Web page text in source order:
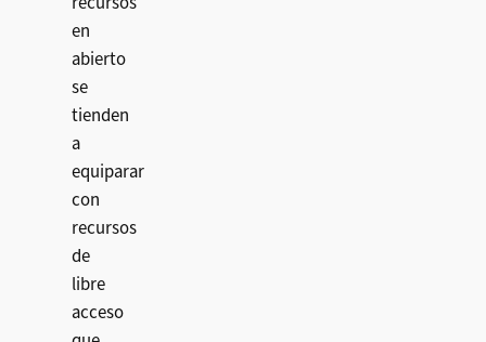
en
abierto
se
tienden
a
equiparar
con
recursos
de
libre
acceso